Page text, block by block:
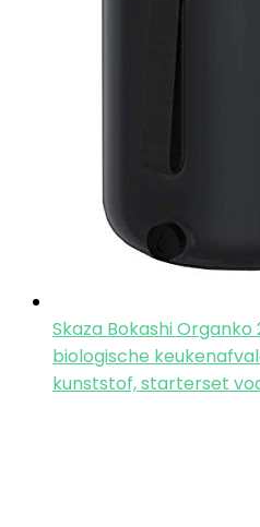
Skaza Bokashi
biologische
kunststof, starterset